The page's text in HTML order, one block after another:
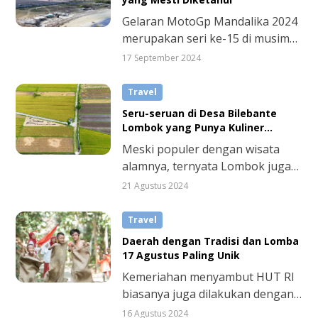
Gelaran MotoGp Mandalika 2024
merupakan seri ke-15 di musim
ini setelah seri Italia di Misano
pada 20-22 September 2024.
Sekedar informasi, MotoGp 2024
dibuka pertama kali di Losail
8-10 Maret 2024 lalu.
17 September 2024
Travel
Seru-seruan di Desa Bilebante
Lombok yang Punya Kuliner
Otentik
Meski populer dengan wisata
alamnya, ternyata Lombok juga
punya daya pikat lain lewat desa
banyak desa wisata di Lombok
yang menarik dikunjungi dan
tersebar mulai dari Lombok
Salah satunya Desa Wisata Hijau
Bilebante, di Kecamatan
21 Agustus 2024
Travel
Daerah dengan Tradisi dan Lomba
17 Agustus Paling Unik
Kemeriahan menyambut HUT RI
biasanya juga dilakukan dengan
menggelar berbagai tradisi dan
16 Agustus 2024